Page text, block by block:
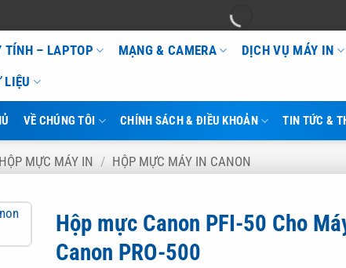
TÍNH – LAPTOP MẠNG & CAMERA
DỊCH VỤ MÁY IN
LIỆU
VỀ CHÚNG TÔI CHÍNH SÁCH & ĐIỀU KHOẢN TIN TỨC &
HỘP MỰC MÁY IN / HỘP MỰC MÁY IN CANON
Hộp mực Canon PFI-50 Cho
Canon PRO-500